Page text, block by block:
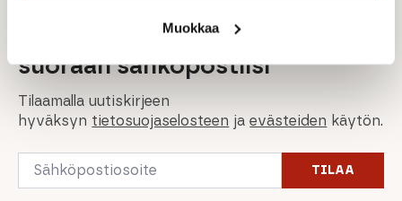
Muokkaa
Sporttisimmat tarjoukset
suoraan sähköpostiisi
Tilaamalla uutiskirjeen
hyväksyn tietosuojaselosteen jaevästeiden käytön.
Email
TILAA